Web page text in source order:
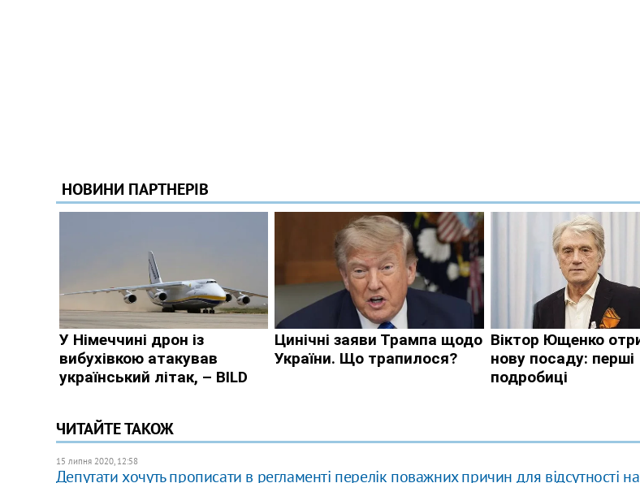
ЧИТАЙТЕ ТАКОЖ
15 липня 2020, 12:58
​Депутати хочуть прописати в регламенті перелік поважних причин для відсутності на